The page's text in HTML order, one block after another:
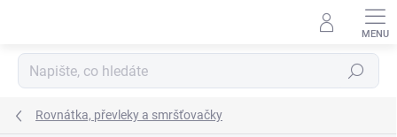
Hledat
Rovnátka, převleky a smršťovačky